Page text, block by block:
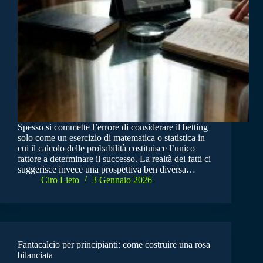
Spesso si commette l’errore di considerare il betting
solo come un esercizio di matematica o statistica in
cui il calcolo delle probabilità costituisce l’unico
fattore a determinare il successo. La realtà dei fatti ci
suggerisce invece una prospettiva ben diversa…
Ciro Lieto
3 Gennaio 2026
Fantacalcio per principianti: come costruire una rosa
bilanciata